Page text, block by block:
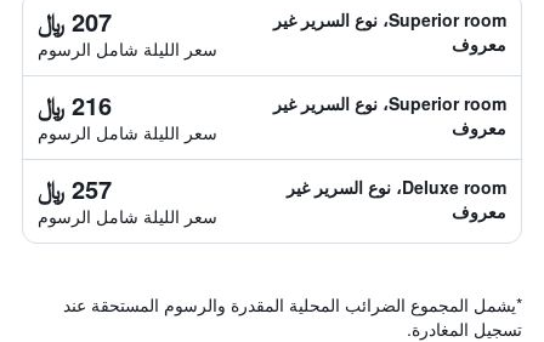
Superior room، نوع السرير غير
معروف
207 ﷼
سعر الليلة شامل الرسوم
Superior room، نوع السرير غير
معروف
216 ﷼
سعر الليلة شامل الرسوم
Deluxe room، نوع السرير غير
معروف
257 ﷼
سعر الليلة شامل الرسوم
*يشمل المجموع الضرائب المحلية المقدرة والرسوم المستحقة عند
تسجيل المغادرة.